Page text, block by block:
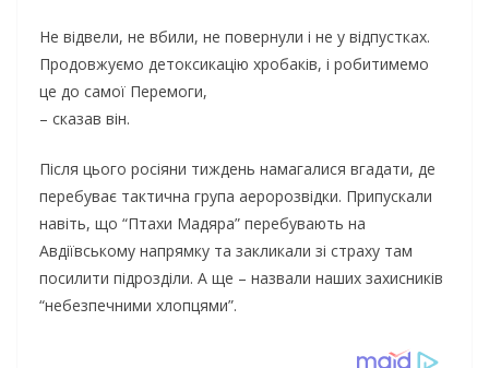
Не відвели, не вбили, не повернули і не у відпустках.
Продовжуємо детоксикацію хробаків, і робитимемо
це до самої Перемоги,
– сказав він.
Після цього росіяни тиждень намагалися вгадати, де
перебуває тактична група аеророзвідки. Припускали
навіть, що “Птахи Мадяра” перебувають на
Авдіївському напрямку та закликали зі страху там
посилити підрозділи. А ще – назвали наших захисників
“небезпечними хлопцями”.